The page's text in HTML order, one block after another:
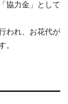
協力金」として
われ、お花代が
。